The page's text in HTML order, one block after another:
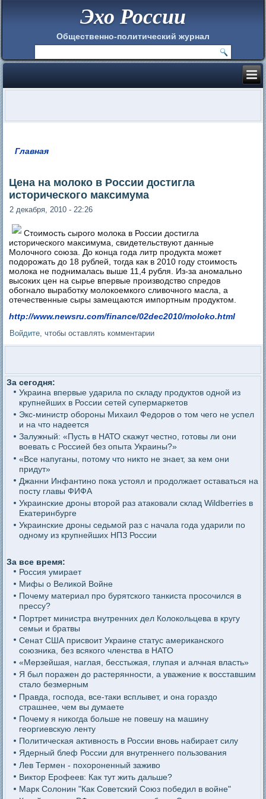
Эхо России
Общественно-политический журнал
Главная
Цена на молоко в России достигла
исторического максимума
2 декабря, 2010 - 22:26
Стоимость сырого молока в России достигла
исторического максимума, свидетельствуют данные
Молочного союза. До конца года литр продукта может
подорожать до 18 рублей, тогда как в 2010 году стоимость
молока не поднималась выше 11,4 рубля. Из-за аномально
высоких цен на сырье впервые производство спредов
обогнало выработку молокоемкого сливочного масла, а
отечественные сыры замещаются импортным продуктом.
http://www.newsru.com/finance/02dec2010/moloko.html
Войдите , чтобы оставлять комментарии
За сегодня:
Украина впервые ударила по складу продуктов одной из
крупнейших в России сетей супермаркетов
Экс-министр обороны Михаил Федоров о том чего не успел
и на что надеется
Залужный: «Пусть в НАТО скажут честно, готовы ли они
воевать с Россией без опыта Украины?»
«Все напуганы, потому что никто не знает, за кем они
придут»
Джанни Инфантино пока устоял и продолжает оставаться на
посту главы ФИФА
Украинские дроны второй раз атаковали склад Wildberries в
Екатеринбурге
Украинские дроны седьмой раз с начала года ударили по
одному из крупнейших НПЗ России
За все время:
Россия умирает
Мифы о Великой Войне
Почему материал про бурятского танкиста просочился в
прессу?
Портрет министра внутренних дел Колокольцева в кругу
семьи и братвы
Сенат США присвоит Украине статус американского
союзника, без всякого членства в НАТО
«Мерзейшая, наглая, бесстыжая, глупая и алчная власть»
Я был поражен до растерянности, а уважение к восставшим
стало безмерным
Правда, господа, все-таки всплывет, и она гораздо
страшнее, чем вы думаете
Почему я никогда больше не повешу на машину
георгиевскую ленту
Политическая активность в России вновь набирает силу
Ядерный блеф России для внутреннего пользования
Лев Термен - похороненный заживо
Виктор Ерофеев: Как тут жить дальше?
Марк Солонин "Как Советский Союз победил в войне"